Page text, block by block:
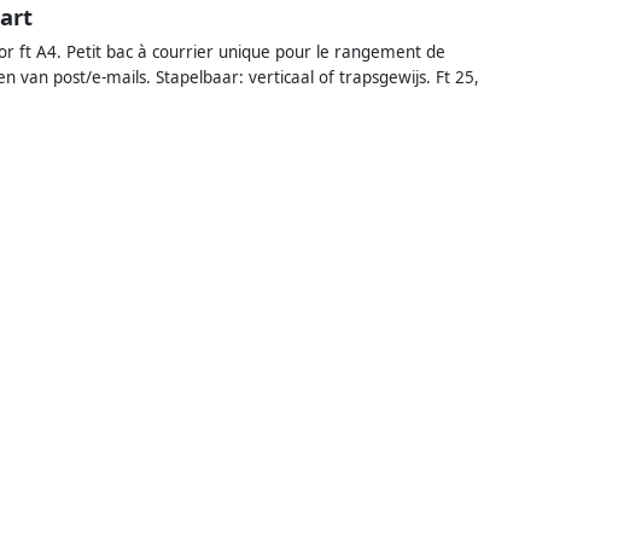
ft A4. Petit bac à courrier unique pour le rangement de
van post/e-mails. Stapelbaar: verticaal of trapsgewijs. Ft 25,